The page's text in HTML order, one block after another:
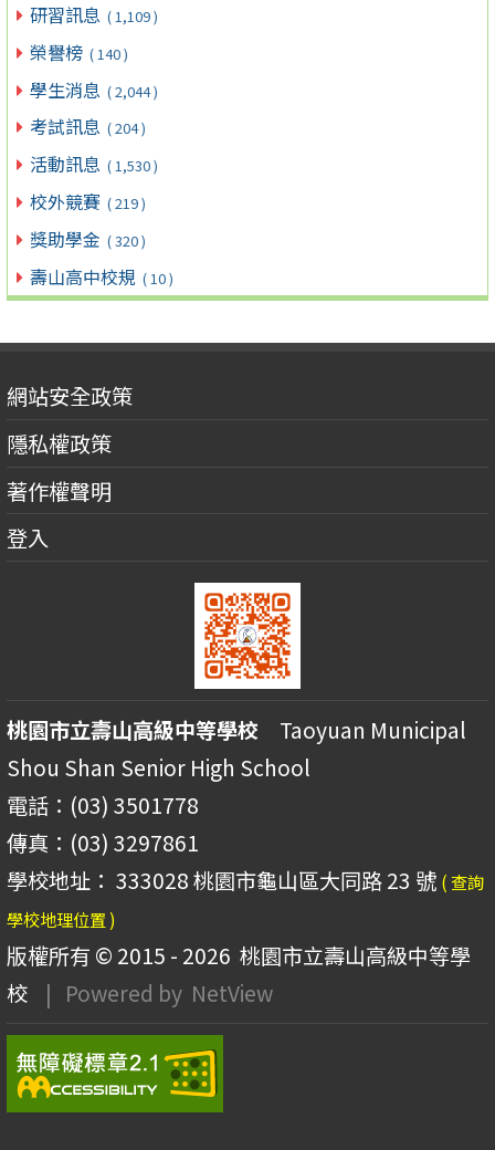
研習訊息 ( 1,109 )
榮譽榜 ( 140 )
學生消息 ( 2,044 )
考試訊息 ( 204 )
活動訊息 ( 1,530 )
校外競賽 ( 219 )
獎助學金 ( 320 )
壽山高中校規 ( 10 )
網站安全政策
隱私權政策
著作權聲明
登入
桃園市立壽山高級中等學校 Taoyuan Municipal
Shou Shan Senior High School
電話：(03) 3501778
傳真：(03) 3297861
學校地址： 333028 桃園市龜山區大同路 23 號 ( 查詢
學校地理位置 )
版權所有 © 2015 - 2026 桃園市立壽山高級中等學
校
| Powered by NetView